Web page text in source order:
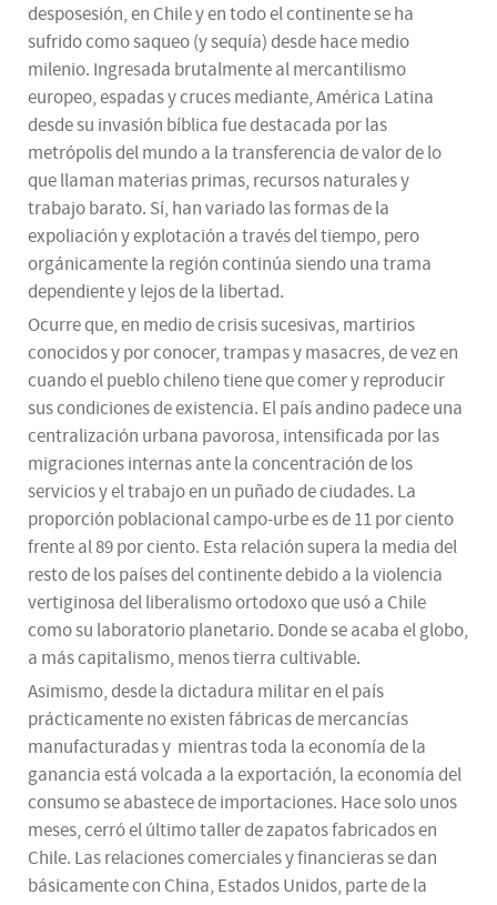
desposesión, en Chile y en todo el continente se ha
sufrido como saqueo (y sequía) desde hace medio
milenio. Ingresada brutalmente al mercantilismo
europeo, espadas y cruces mediante, América Latina
desde su invasión bíblica fue destacada por las
metrópolis del mundo a la transferencia de valor de lo
que llaman materias primas, recursos naturales y
trabajo barato. Sí, han variado las formas de la
expoliación y explotación a través del tiempo, pero
orgánicamente la región continúa siendo una trama
dependiente y lejos de la libertad.
Ocurre que, en medio de crisis sucesivas, martirios
conocidos y por conocer, trampas y masacres, de vez en
cuando el pueblo chileno tiene que comer y reproducir
sus condiciones de existencia. El país andino padece una
centralización urbana pavorosa, intensificada por las
migraciones internas ante la concentración de los
servicios y el trabajo en un puñado de ciudades. La
proporción poblacional campo-urbe es de 11 por ciento
frente al 89 por ciento. Esta relación supera la media del
resto de los países del continente debido a la violencia
vertiginosa del liberalismo ortodoxo que usó a Chile
como su laboratorio planetario. Donde se acaba el globo,
a más capitalismo, menos tierra cultivable.
Asimismo, desde la dictadura militar en el país
prácticamente no existen fábricas de mercancías
manufacturadas y mientras toda la economía de la
ganancia está volcada a la exportación, la economía del
consumo se abastece de importaciones. Hace solo unos
meses, cerró el último taller de zapatos fabricados en
Chile. Las relaciones comerciales y financieras se dan
básicamente con China, Estados Unidos, parte de la